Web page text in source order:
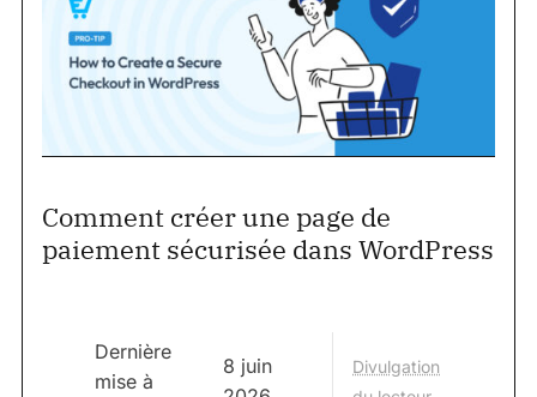
Comment créer une page de
paiement sécurisée dans WordPress
Dernière
mise à
8 juin
Divulgation